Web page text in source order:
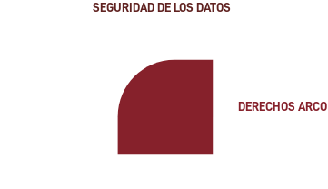
SEGURIDAD DE LOS DATOS
DERECHOS ARCO